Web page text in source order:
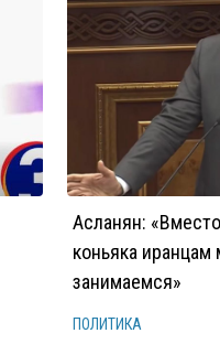
Асланян:
коньяка
занимаемся»
ПОЛИТИКА